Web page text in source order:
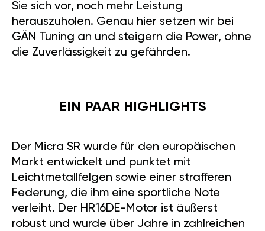
Sie sich vor, noch mehr Leistung
herauszuholen. Genau hier setzen wir bei
GÄN Tuning an und steigern die Power, ohne
die Zuverlässigkeit zu gefährden.
EIN PAAR HIGHLIGHTS
Der Micra SR wurde für den europäischen
Markt entwickelt und punktet mit
Leichtmetallfelgen sowie einer strafferen
Federung, die ihm eine sportliche Note
verleiht. Der HR16DE-Motor ist äußerst
robust und wurde über Jahre in zahlreichen